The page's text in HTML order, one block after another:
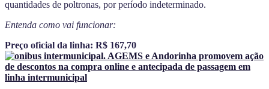
quantidades de poltronas, por período indeterminado.
Entenda como vai funcionar:
Preço oficial da linha: R$ 167,70